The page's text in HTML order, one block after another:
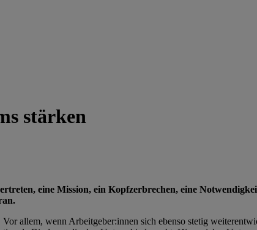
stärken
eine Mission, ein Kopfzerbrechen, eine
allem, wenn Arbeitgeber:innen sich ebenso stetig